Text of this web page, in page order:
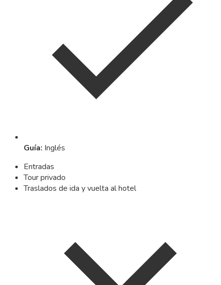
Guía: Inglés
Entradas
Tour privado
Traslados de ida y vuelta al hotel